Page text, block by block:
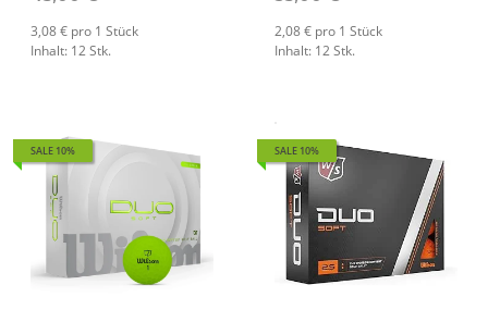
3,08 € pro 1 Stück
Inhalt: 12 Stk.
2,08 € pro 1 Stück
Inhalt: 12 Stk.
SALE 10% SALE 10%